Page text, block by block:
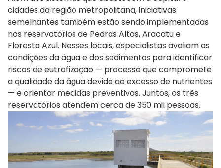
cidades da região metropolitana, iniciativas
semelhantes também estão sendo implementadas
nos reservatórios de Pedras Altas, Aracatu e
Floresta Azul. Nesses locais, especialistas avaliam as
condições da água e dos sedimentos para identificar
riscos de eutrofização — processo que compromete
a qualidade da água devido ao excesso de nutrientes
— e orientar medidas preventivas. Juntos, os três
reservatórios atendem cerca de 350 mil pessoas.